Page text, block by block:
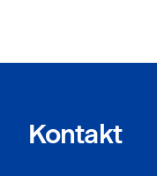
Kontakt